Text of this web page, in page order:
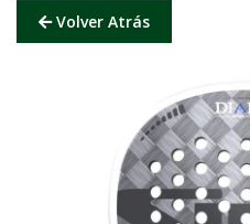
Volver Atrás